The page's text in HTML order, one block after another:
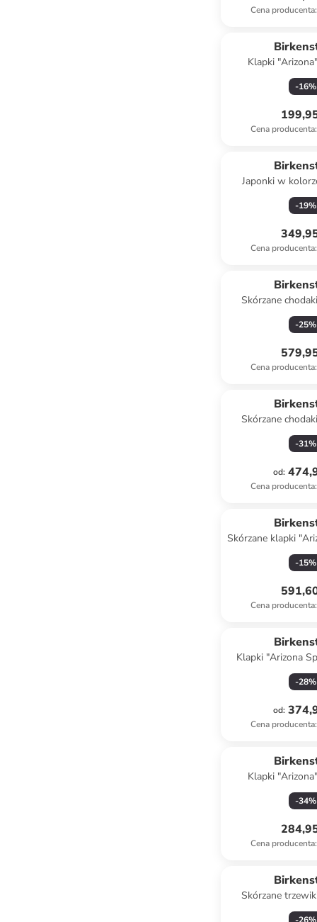
Cena producenta:
Klapki
-16%
Cena producenta:
Japonki w
-19%
Cena producenta:
Skórzane
kolorze
-25%
Cena producenta:
Skórzane
kolorze
-31%
od:
Cena producenta:
Skórzane klapki
-15%
Cena producenta:
Klapki "Arizona
-28%
od:
Cena producenta:
Klapki
-34%
Cena producenta:
Skórzane
Decon" w